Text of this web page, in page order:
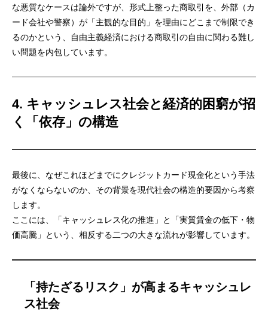
な悪質なケースは論外ですが、形式上整った商取引を、外部（カ
ード会社や警察）が「主観的な目的」を理由にどこまで制限でき
るのかという、自由主義経済における商取引の自由に関わる難し
い問題を内包しています。
4. キャッシュレス社会と経済的困窮が招
く「依存」の構造
最後に、なぜこれほどまでにクレジットカード現金化という手法
がなくならないのか、その背景を現代社会の構造的要因から考察
します。
ここには、「キャッシュレス化の推進」と「実質賃金の低下・物
価高騰」という、相反する二つの大きな流れが影響しています。
「持たざるリスク」が高まるキャッシュレ
ス社会